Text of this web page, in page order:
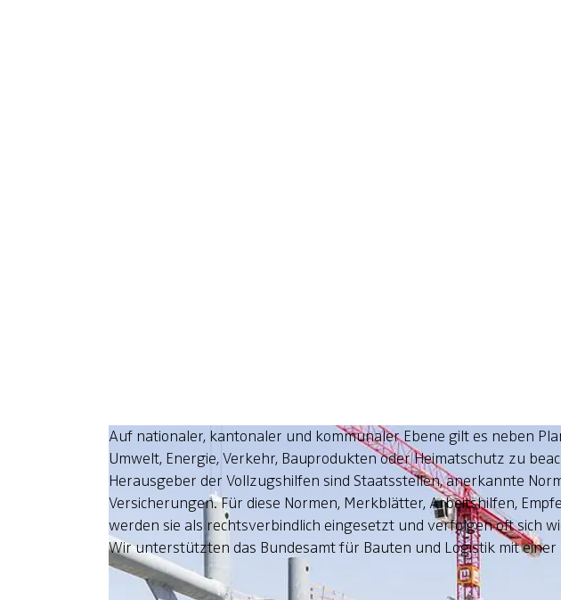
Auf nationaler, kantonaler und kommunaler Ebene gilt es neben
Umwelt, Energie, Verkehr, Bauprodukten oder Heimatschutz zu
Herausgeber der Vollzugshilfen sind Staatsstellen, anerkannte
Versicherungen. Für diese Normen, Merkblätter, Arbeitshilfen,
werden sie als rechtsverbindlich eingesetzt und verfolgen oft sich
Wir unterstützten das Bundesamt für Bauten und Logistik mit